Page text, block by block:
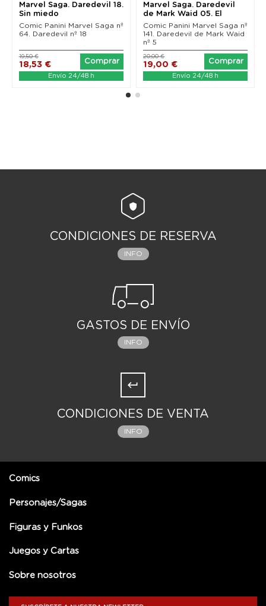
Marvel Saga. Daredevil 18.
Sin miedo
Comic Panini Marvel Saga nº
64. Daredevil nº 18
18,53 €
19,50 €
Comprar
Envío 24/48 h
Marvel Saga. Daredevil
de Mark Waid 05. El
Hombre con Miedo
Comic Panini Marvel Saga nº
141. Daredevil de Mark Waid
nº 5
19,00 €
20,00 €
Comprar
Envío 24/48 h
CONDICIONES DE RESERVA
INFO
GASTOS DE ENVÍO
INFO
CONDICIONES DE VENTA
INFO
Comics
Personajes/Sagas
Figuras y Funkos
Juegos y Cartas
Sobre nosotros